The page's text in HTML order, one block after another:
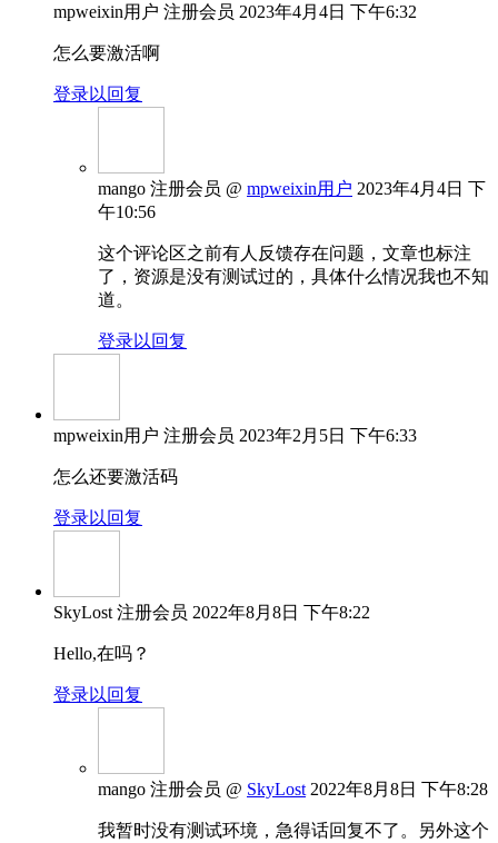
mpweixin用户 注册会员 2023年4月4日 下午6:32
怎么要激活啊
登录以回复
mango 注册会员 @ mpweixin用户 2023年4月4日 下
午10:56
这个评论区之前有人反馈存在问题，文章也标注
了，资源是没有测试过的，具体什么情况我也不知
道。
登录以回复
mpweixin用户 注册会员 2023年2月5日 下午6:33
怎么还要激活码
登录以回复
SkyLost 注册会员 2022年8月8日 下午8:22
Hello,在吗？
登录以回复
mango 注册会员 @ SkyLost 2022年8月8日 下午8:28
我暂时没有测试环境，急得话回复不了。另外这个